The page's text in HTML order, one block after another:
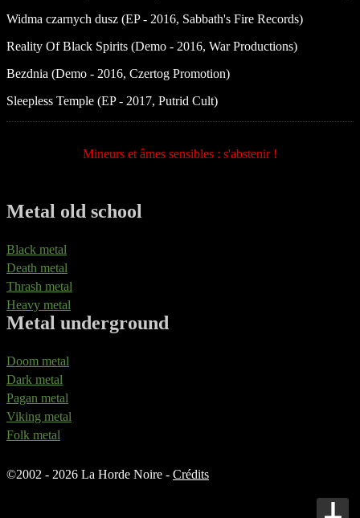
Widma czarnych dusz (EP - 2016, Sabbath's Fire Records)
Reality Of Black Spirits (Demo - 2016, War Productions)
Bezdnia (Demo - 2016, Czertog Promotion)
Sleepless Temple (EP - 2017, Putrid Cult)
Mineurs et âmes sensibles : s'abstenir !
Metal old school
Black metal
Death metal
Thrash metal
Heavy metal
Metal underground
Doom metal
Dark metal
Pagan metal
Viking metal
Folk metal
©2002 - 2026 La Horde Noire - Crédits